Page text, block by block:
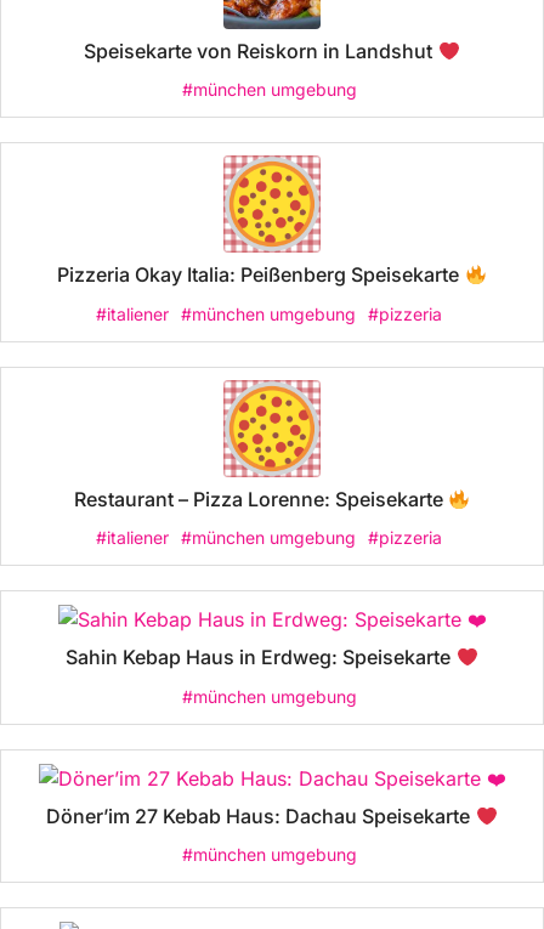
Speisekarte von Reiskorn in Landshut
#münchen umgebung
Pizzeria Okay Italia: Peißenberg Speisekarte
#italiener #münchen umgebung #pizzeria
Restaurant – Pizza Lorenne: Speisekarte
#italiener #münchen umgebung #pizzeria
Sahin Kebap Haus in Erdweg: Speisekarte
#münchen umgebung
Döner’im 27 Kebab Haus: Dachau Speisekarte
#münchen umgebung